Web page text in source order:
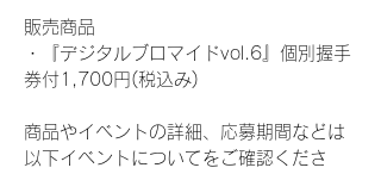
販売商品
・『デジタルブロマイドvol.6』個別握手
券付1,700円(税込み)
商品やイベントの詳細、応募期間などは
以下イベントについてをご確認くださ